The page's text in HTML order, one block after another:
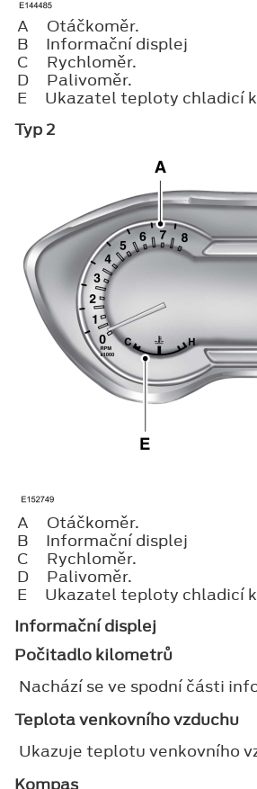
A
Otáčkoměr.
B
Informační displej
C
Rychloměr.
D
Palivoměr.
E
Ukazatel teploty chladicí
Typ 2
A
Otáčkoměr.
B
Informační displej
C
Rychloměr.
D
Palivoměr.
E
Ukazatel teploty chladicí
Informační displej
Počitadlo kilometrů
Nachází se ve spodní části
Teplota venkovního vzduchu
Ukazuje teplotu venkovního
Kompas